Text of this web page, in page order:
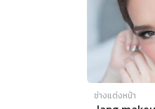
ช่างแต่งหน้า